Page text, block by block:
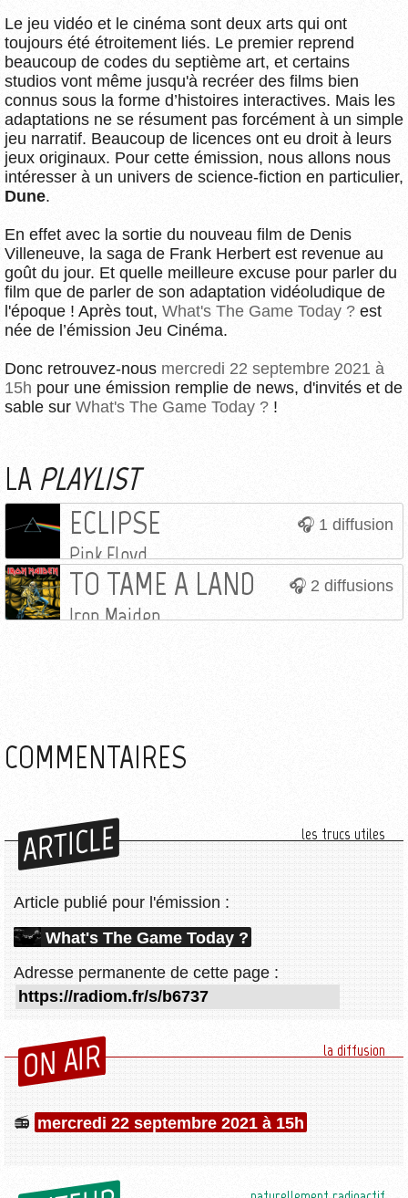
Le jeu vidéo et le cinéma sont deux arts qui ont
toujours été étroitement liés. Le premier reprend
beaucoup de codes du septième art, et certains
studios vont même jusqu'à recréer des films bien
connus sous la forme d’histoires interactives. Mais les
adaptations ne se résument pas forcément à un simple
jeu narratif. Beaucoup de licences ont eu droit à leurs
jeux originaux. Pour cette émission, nous allons nous
intéresser à un univers de science-fiction en particulier,
Dune.
En effet avec la sortie du nouveau film de Denis
Villeneuve, la saga de Frank Herbert est revenue au
goût du jour. Et quelle meilleure excuse pour parler du
film que de parler de son adaptation vidéoludique de
l'époque ! Après tout, What's The Game Today ? est
née de l’émission Jeu Cinéma.
Donc retrouvez-nous mercredi 22 septembre 2021 à
15h pour une émission remplie de news, d'invités et de
sable sur What's The Game Today ? !
LA PLAYLIST
1 diffusion
ECLIPSE
Pink Floyd
2 diffusions
TO TAME A LAND
Iron Maiden
COMMENTAIRES
ARTICLE les trucs utiles
Article publié pour l'émission :
What's The Game Today ?
Adresse permanente de cette page :
ON AIR la diffusion
mercredi 22 septembre 2021 à 15h